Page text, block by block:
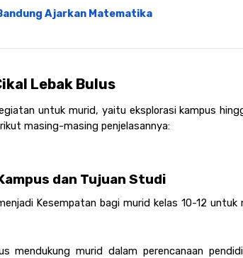
Ajarkan Matematika
Lebak Bulus
untuk murid, yaitu eksplorasi kampus
masing-masing penjelasannya:
dan Tujuan Studi
Kesempatan bagi murid kelas 10-12 untuk
mendukung murid dalam perencanaan